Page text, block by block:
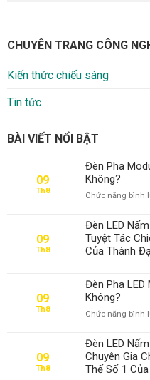
CHUYÊN TRANG CÔNG
Kiến thức chiếu sáng
Tin tức
BÀI VIẾT NỔI BẬT
09
Th8
Đèn Pha
Không?
Chức năng bình
09
Th8
Đèn LED
Tuyệt Tác
Của Thành
09
Th8
Đèn Pha LED
Không?
Chức năng bình
09
Th8
Đèn LED
Chuyên Gia
Thế Số 1